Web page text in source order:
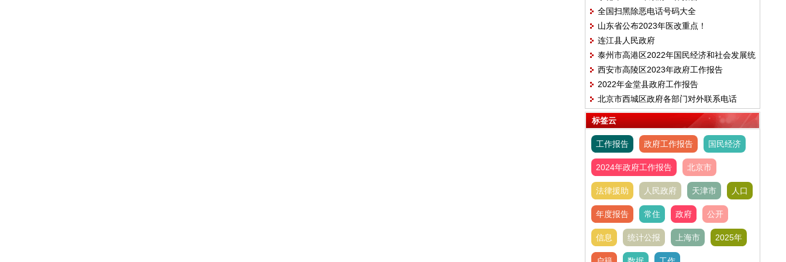
全国扫黑除恶电话号码大全
山东省公布2023年医改重点！
连江县人民政府
泰州市高港区2022年国民经济和社会发展统
计公报
西安市高陵区2023年政府工作报告
2022年金堂县政府工作报告
北京市西城区政府各部门对外联系电话
标签云
工作报告 政府工作报告 国民经济
2024年政府工作报告 北京市
法律援助 人民政府 天津市 人口
年度报告 常住 政府 公开
信息 统计公报 上海市 2025年